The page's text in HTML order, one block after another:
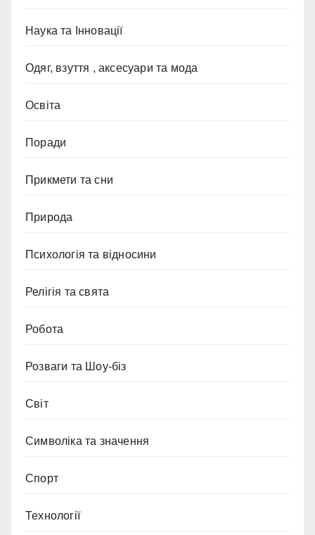
Наука та Інновації
Одяг, взуття , аксесуари та мода
Освіта
Поради
Прикмети та сни
Природа
Психологія та відносини
Релігія та свята
Робота
Розваги та Шоу-біз
Світ
Символіка та значення
Спорт
Технології